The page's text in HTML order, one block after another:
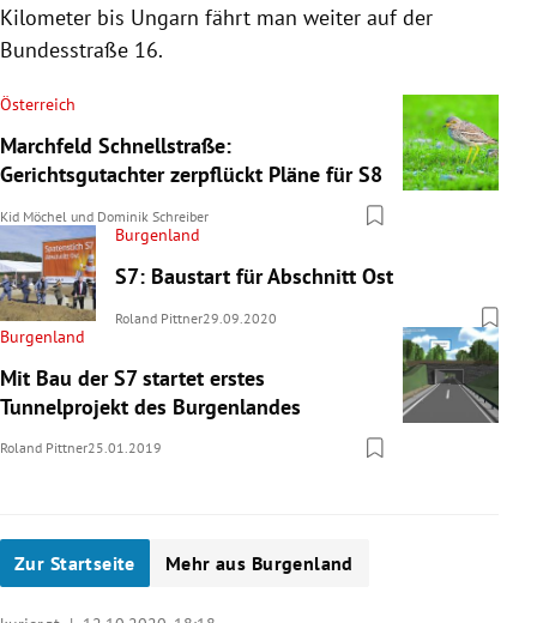
Kilometer bis Ungarn fährt man weiter auf der
Bundesstraße 16.
Österreich
Marchfeld Schnellstraße:
Gerichtsgutachter zerpflückt Pläne für S8
Kid Möchel und Dominik Schreiber
Burgenland
S7: Baustart für Abschnitt Ost
Roland Pittner29.09.2020
Burgenland
Mit Bau der S7 startet erstes
Tunnelprojekt des Burgenlandes
Roland Pittner25.01.2019
Zur Startseite Mehr aus Burgenland